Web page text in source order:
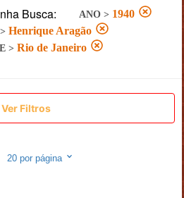
Busca: ANO > 1940
> Henrique Aragão
> Rio de Janeiro
Ver Filtros
20por página